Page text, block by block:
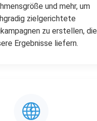
und mehr, um
zielgerichtete
zu erstellen, die
Ergebnisse liefern.